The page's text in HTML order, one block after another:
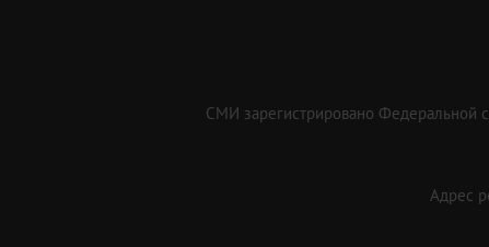
СМИ зарегистрировано Федеральной
Адрес